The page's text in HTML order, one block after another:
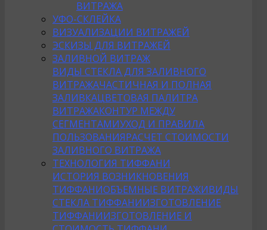
ВИТРАЖА
УФО-СКЛЕЙКА
ВИЗУАЛИЗАЦИИ ВИТРАЖЕЙ
ЭСКИЗЫ ДЛЯ ВИТРАЖЕЙ
ЗАЛИВНОЙ ВИТРАЖ
ВИДЫ СТЕКЛА ДЛЯ ЗАЛИВНОГО
ВИТРАЖАЧАСТИЧНАЯ И ПОЛНАЯ
ЗАЛИВКАЦВЕТОВАЯ ПАЛИТРА
ВИТРАЖАКОНТУР МЕЖДУ
СЕГМЕНТАМИУХОД И ПРАВИЛА
ПОЛЬЗОВАНИЯРАСЧЕТ СТОИМОСТИ
ЗАЛИВНОГО ВИТРАЖА
ТЕХНОЛОГИЯ ТИФФАНИ
ИСТОРИЯ ВОЗНИКНОВЕНИЯ
ТИФФАНИОБЪЕМНЫЕ ВИТРАЖИВИДЫ
СТЕКЛА ТИФФАНИИЗГОТОВЛЕНИЕ
ТИФФАНИИЗГОТОВЛЕНИЕ И